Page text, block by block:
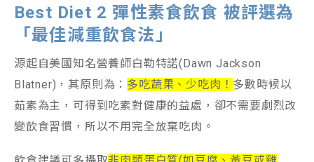
Best Diet 2 彈性素食飲食 被評選為
「最佳減重飲食法」
源起自美國知名營養師白勒特諾(Dawn Jackson
Blatner)，其原則為： 多吃蔬果、少吃肉！ 多數時候以
茹素為主，可得到吃素對健康的益處，卻不需要劇烈改
變飲食習慣，所以不用完全放棄吃肉。